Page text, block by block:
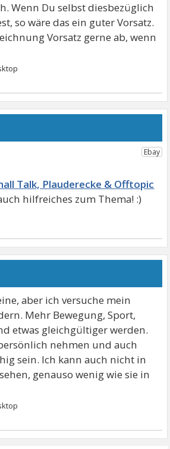
Wenn Du selbst diesbezüglich
so wäre das ein guter Vorsatz.
Vorsatz gerne ab, wenn
Talk, Plauderecke & Offtopic
aber ich versuche mein
Mehr Bewegung, Sport,
etwas gleichgültiger werden.
nehmen und auch
sein. Ich kann auch nicht in
genauso wenig wie sie in